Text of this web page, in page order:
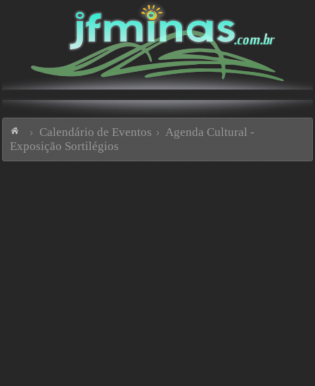
Calendário de Eventos
Agenda Cultural -
Exposição Sortilégios